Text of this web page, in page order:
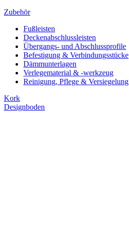
Zubehör
Fußleisten
Deckenabschlussleisten
Übergangs- und Abschlussprofile
Befestigung & Verbindungsstücke
Dämmunterlagen
Verlegematerial & -werkzeug
Reinigung, Pflege & Versiegelung
Kork
Designboden